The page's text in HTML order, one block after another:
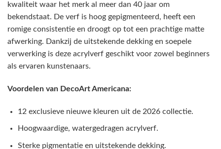
kwaliteit waar het merk al meer dan 40 jaar om
bekendstaat. De verf is hoog gepigmenteerd, heeft een
romige consistentie en droogt op tot een prachtige matte
afwerking. Dankzij de uitstekende dekking en soepele
verwerking is deze acrylverf geschikt voor zowel beginners
als ervaren kunstenaars.
Voordelen van DecoArt Americana:
12 exclusieve nieuwe kleuren uit de 2026 collectie.
Hoogwaardige, watergedragen acrylverf.
Sterke pigmentatie en uitstekende dekking.